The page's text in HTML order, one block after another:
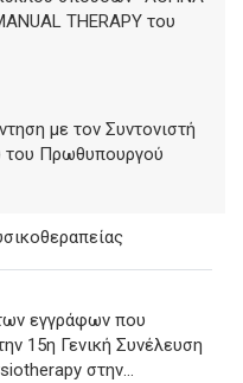
THERAPY του
με τον Συντονιστή
του Πρωθυπουργού
εγγράφων που
15η Γενική Συνέλευση
στην...